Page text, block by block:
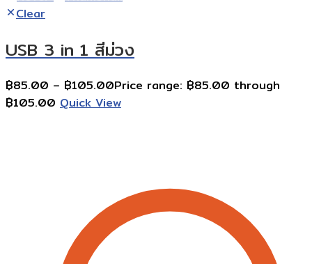
Clear
USB 3 in 1 สีม่วง
฿85.00 – ฿105.00Price range: ฿85.00 through
฿105.00 Quick View